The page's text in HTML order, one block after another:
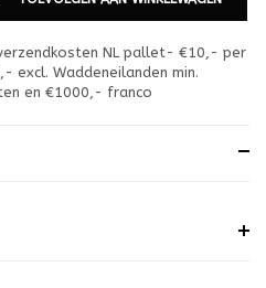
NL pallet- €10,- per
excl. Waddeneilanden min.
en €1000,- franco